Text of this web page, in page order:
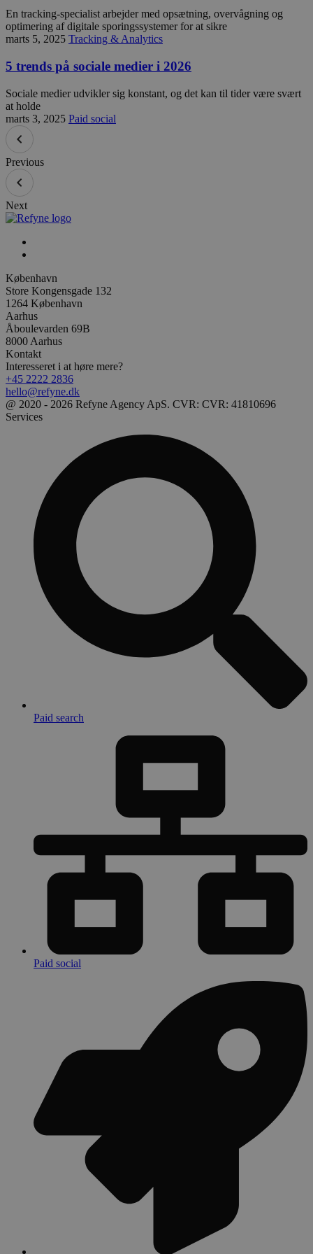
En tracking-specialist arbejder med opsætning, overvågning og
optimering af digitale sporingssystemer for at sikre
marts 5, 2025 Tracking & Analytics
5 trends på sociale medier i 2026
Sociale medier udvikler sig konstant, og det kan til tider være svært
at holde
marts 3, 2025 Paid social
Previous
Next
København
Store Kongensgade 132
1264 København
Aarhus
Åboulevarden 69B
8000 Aarhus
Kontakt
Interesseret i at høre mere?
+45 2222 2836
hello@refyne.dk
@ 2020 - 2026 Refyne Agency ApS. CVR: CVR: 41810696
Services
Paid search
Paid social